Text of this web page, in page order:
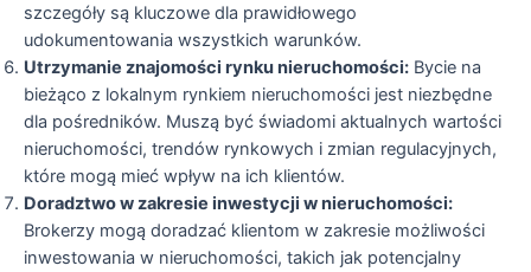
szczegóły są kluczowe dla prawidłowego
udokumentowania wszystkich warunków.
Utrzymanie znajomości rynku nieruchomości: Bycie na
bieżąco z lokalnym rynkiem nieruchomości jest niezbędne
dla pośredników. Muszą być świadomi aktualnych wartości
nieruchomości, trendów rynkowych i zmian regulacyjnych,
które mogą mieć wpływ na ich klientów.
Doradztwo w zakresie inwestycji w nieruchomości:
Brokerzy mogą doradzać klientom w zakresie możliwości
inwestowania w nieruchomości, takich jak potencjalny